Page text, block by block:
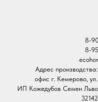
8-
8-
Адрес
офис г. Кемерово,
ИП Кожедубов Семен